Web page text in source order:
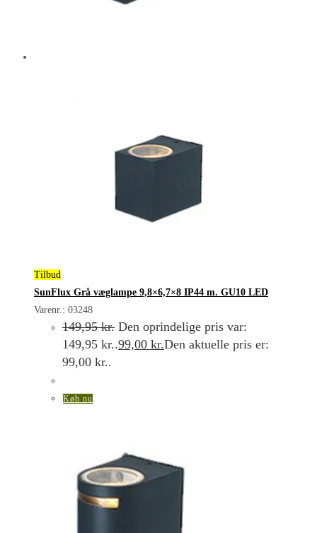
Tilbud
SunFlux Grå væglampe 9,8×6,7×8 IP44 m. GU10 LED
Varenr.: 03248
149,95kr. Den oprindelige pris var:
149,95 kr..99,00 kr.Den aktuelle pris er:
99,00 kr..
Køb nu